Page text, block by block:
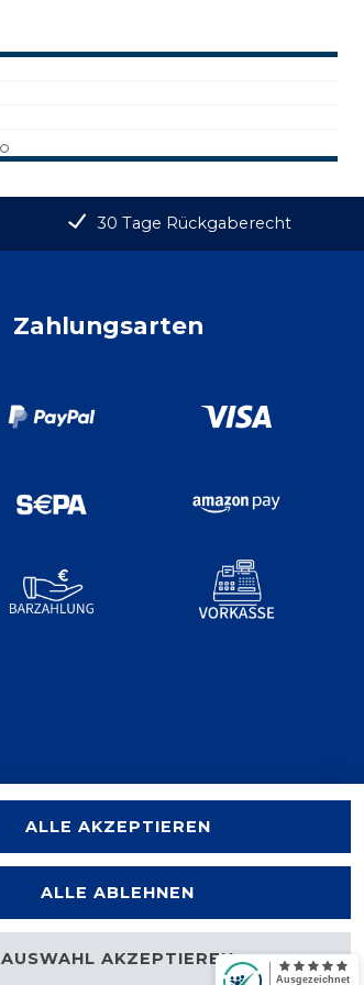
30 Tage Rückgaberecht
Zahlungsarten
ALLE AKZEPTIEREN
ALLE ABLEHNEN
AUSWAHL AKZEPTIEREN